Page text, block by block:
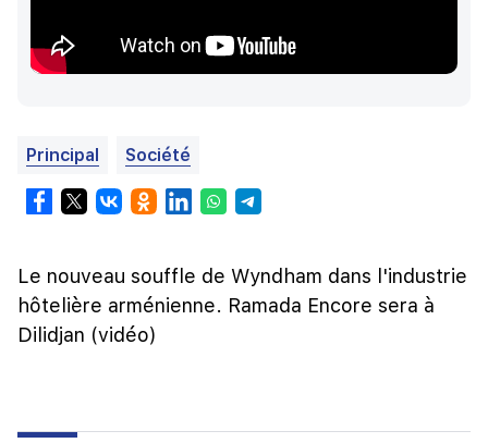
Principal Société
Le nouveau souffle de Wyndham dans l'industrie
hôtelière arménienne. Ramada Encore sera à
Dilidjan (vidéo)